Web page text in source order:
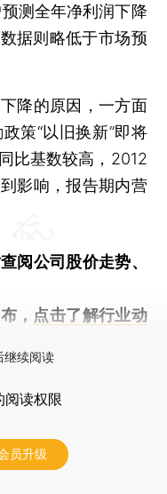
测全年净利润下降
据则略低于市场预
降的原因，一方面
策“以旧换新”即将
比基数较高，2012
影响，报告期内营
阅公司股价走势、
， 点击了解行业动
继续阅读
阅读权限
员升级